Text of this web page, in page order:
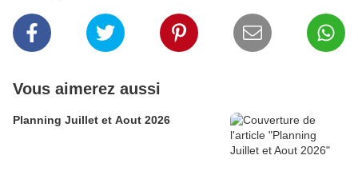
Vous aimerez aussi
Planning Juillet et Aout 2026